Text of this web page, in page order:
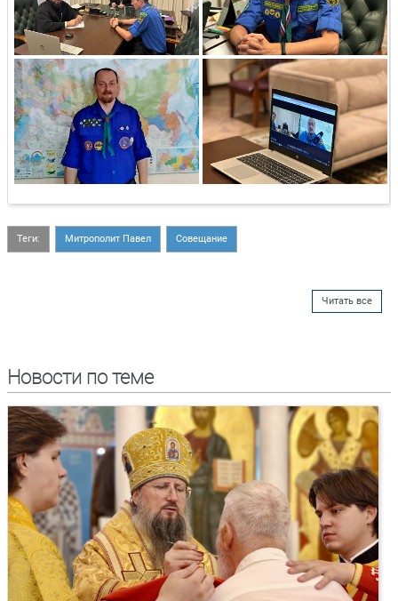
Теги: Митрополит Павел Совещание
Читать все
Новости по теме